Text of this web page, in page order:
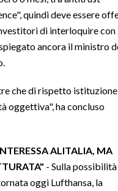
quindi deve essere
di interloquire con
ancora il ministro
che di rispetto istituzione
oggettiva", ha concluso
ALITALIA, MA
- Sulla
oggi Lufthansa, la